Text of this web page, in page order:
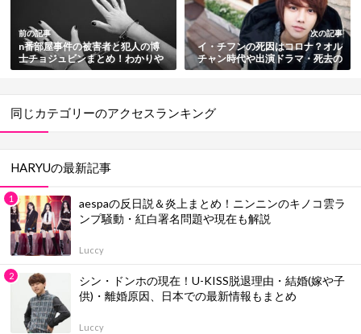
前の記事
n番部屋事件の被害者と犯人の博
士チョジュビンまとめ！わかりや
すく解説
次の記事
イ・チフンの死因はコロナ？オル
チャン時代や出演ドラマ・死去の
真相まとめ
同じカテゴリーのアクセスランキング
HARYUの最新記事
aespaの反日説＆炎上まとめ！ニンニンのキノコ雲ラ
ンプ騒動・紅白署名問題や現在も解説
Luccy
シン・ドンホの現在！U-KISS脱退理由・結婚(嫁や子
供)・離婚原因、日本での最新情報もまとめ
Luccy